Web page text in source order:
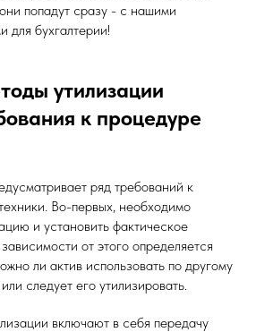
попадут сразу - с нашими
для бухгалтерии!
утилизации
к процедуре
ряд требований к
Во-первых, необходимо
и установить фактическое
от этого определяется
ли актив использовать по другому
следует его утилизировать.
включают в себя передачу